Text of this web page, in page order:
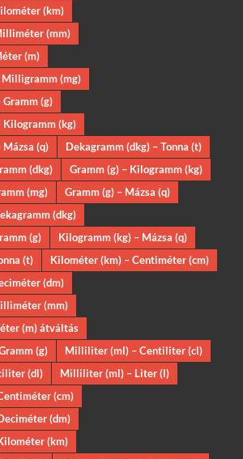
(km)
(mm)
(m)
Milligramm (mg)
(g)
Kilogramm (kg)
(q)
Dekagramm (dkg) – Tonna (t)
(dkg)
Gramm (g) – Kilogramm (kg)
(mg)
Gramm (g) – Mázsa (q)
(dkg)
(g)
Kilogramm (kg) – Mázsa (q)
(t)
Kilométer (km) – Centiméter (cm)
(dm)
(mm)
(m) átváltás
(g)
Milliliter (ml) – Centiliter (cl)
(dl)
Milliliter (ml) – Liter (l)
(cm)
(dm)
(km)